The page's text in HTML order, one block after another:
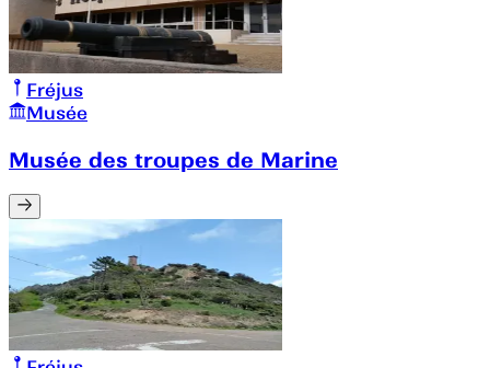
Fréjus
Musée
Musée des troupes de Marine